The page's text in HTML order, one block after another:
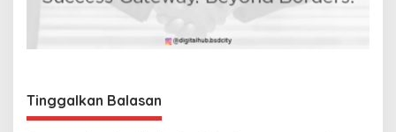
o
Tinggalkan Balasan